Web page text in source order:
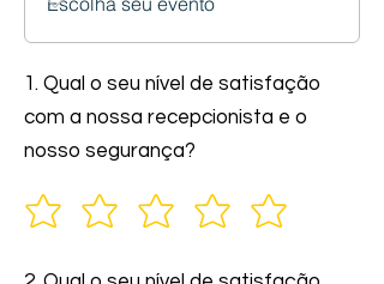
1. Qual o seu nível de satisfação
com a nossa recepcionista e o
nosso segurança?